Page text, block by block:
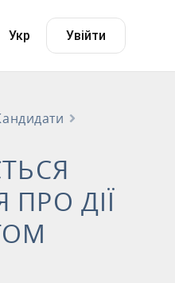
Укр Увійти
ПРО ДІЇ